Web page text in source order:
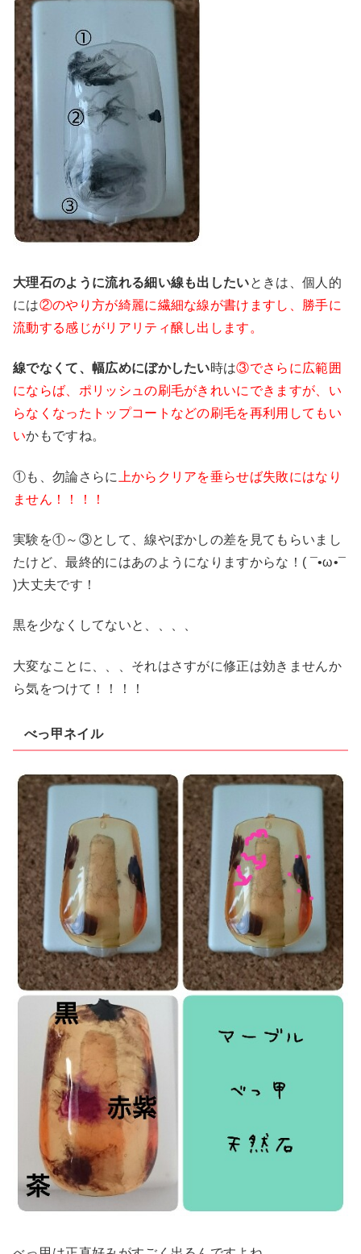
大理石のように流れる細い線も出したいときは、個人的
には②のやり方が綺麗に繊細な線が書けますし、勝手に
流動する感じがリアリティ醸し出します。
線でなくて、幅広めにぼかしたい時は③でさらに広範囲
にならば、ポリッシュの刷毛がきれいにできますが、い
らなくなったトップコートなどの刷毛を再利用してもい
いかもですね。
①も、勿論さらに
上からクリアを垂らせば失敗にはなり
ません！！！！
実験を①～③として、線やぼかしの差を見てもらいまし
たけど、最終的にはあのようになりますからな！( ¯•ω•¯
)大丈夫です！
黒を少なくしてないと、、、、
大変なことに、、、それはさすがに修正は効きませんか
ら気をつけて！！！！
べっ甲ネイル